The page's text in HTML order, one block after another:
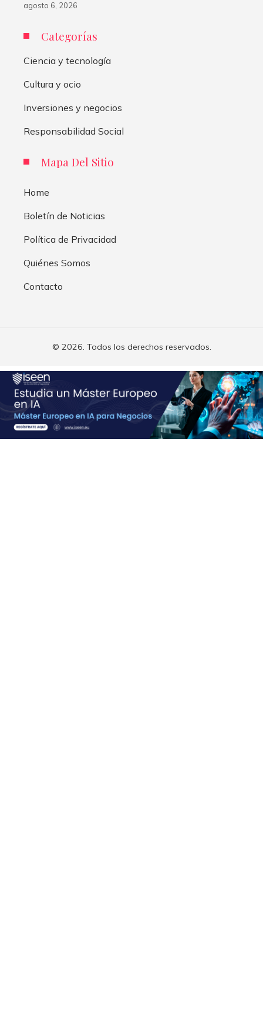
agosto 6, 2026
Categorías
Ciencia y tecnología
Cultura y ocio
Inversiones y negocios
Responsabilidad Social
Mapa Del Sitio
Home
Boletín de Noticias
Política de Privacidad
Quiénes Somos
Contacto
© 2026. Todos los derechos reservados.